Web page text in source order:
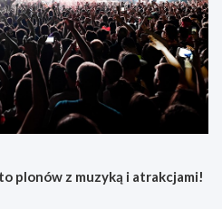
plonów z muzyką i atrakcjami!